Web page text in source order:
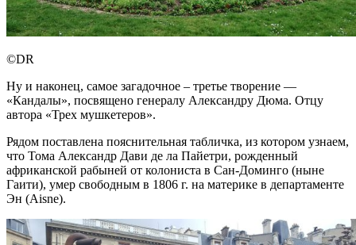
©DR
Ну и наконец, самое загадочное – третье творение —
«Кандалы», посвящено генералу Александру Дюма. Отцу
автора «Трех мушкетеров».
Рядом поставлена пояснительная табличка, из котором узнаем,
что Тома Александр Дави де ла Пайетри, рожденный
африканской рабыней от колониста в Сан-Доминго (ныне
Гаити), умер свободным в 1806 г. на материке в департаменте
Эн (Aisne).